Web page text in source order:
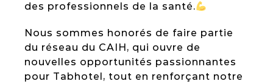
des professionnels de la santé.
Nous sommes honorés de faire partie
du réseau du CAIH, qui ouvre de
nouvelles opportunités passionnantes
pour Tabhotel, tout en renforçant notre